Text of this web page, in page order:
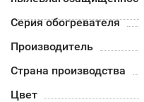
Серия обогревателя
Производитель
Страна производства
Цвет